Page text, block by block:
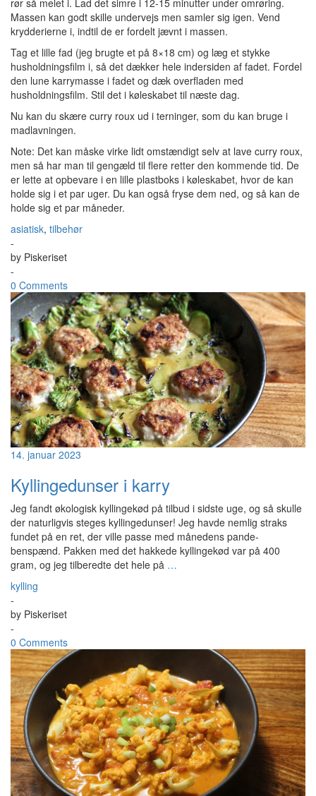
rør så melet i. Lad det simre i 12-15 minutter under omrøring.
Massen kan godt skille undervejs men samler sig igen. Vend
krydderierne i, indtil de er fordelt jævnt i massen.
Tag et lille fad (jeg brugte et på 8×18 cm) og læg et stykke
husholdningsfilm i, så det dækker hele indersiden af fadet. Fordel
den lune karrymasse i fadet og dæk overfladen med
husholdningsfilm. Stil det i køleskabet til næste dag.
Nu kan du skære curry roux ud i terninger, som du kan bruge i
madlavningen.
Note: Det kan måske virke lidt omstændigt selv at lave curry roux,
men så har man til gengæld til flere retter den kommende tid. De
er lette at opbevare i en lille plastboks i køleskabet, hvor de kan
holde sig i et par uger. Du kan også fryse dem ned, og så kan de
holde sig et par måneder.
asiatisk, tilbehør
-
by Piskeriset
-
0 Comments
14. januar 2023
Kyllingedunser i karry
Jeg fandt økologisk kyllingekød på tilbud i sidste uge, og så skulle
der naturligvis steges kyllingedunser! Jeg havde nemlig straks
fundet på en ret, der ville passe med månedens pande-
benspænd. Pakken med det hakkede kyllingekød var på 400
gram, og jeg tilberedte det hele på …
kylling
-
by Piskeriset
-
0 Comments